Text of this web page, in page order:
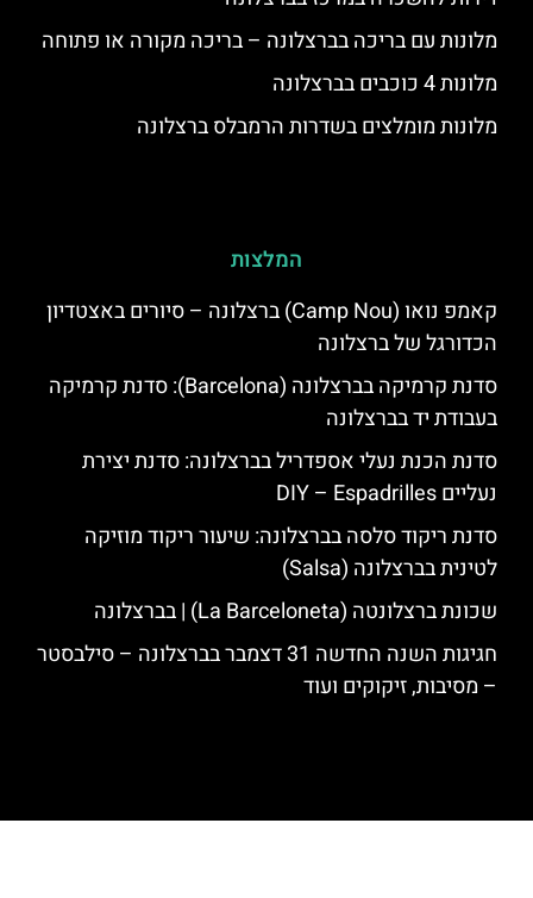
מלונות עם בריכה בברצלונה – בריכה מקורה או פתוחה
מלונות 4 כוכבים בברצלונה
מלונות מומלצים בשדרות הרמבלס ברצלונה
המלצות
קאמפ נואו (Camp Nou) ברצלונה – סיורים באצטדיון
הכדורגל של ברצלונה
סדנת קרמיקה בברצלונה (Barcelona): סדנת קרמיקה
בעבודת יד בברצלונה
סדנת הכנת נעלי אספדריל בברצלונה: סדנת יצירת
נעליים DIY – Espadrilles
סדנת ריקוד סלסה בברצלונה: שיעור ריקוד מוזיקה
לטינית בברצלונה (Salsa)
שכונת ברצלונטה (La Barceloneta) | בברצלונה
חגיגות השנה החדשה 31 דצמבר בברצלונה – סילבסטר
– מסיבות, זיקוקים ועוד